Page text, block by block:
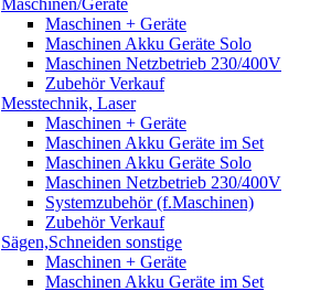
Maschinen/Geräte
Maschinen + Geräte
Maschinen Akku Geräte Solo
Maschinen Netzbetrieb 230/400V
Zubehör Verkauf
Messtechnik, Laser
Maschinen + Geräte
Maschinen Akku Geräte im Set
Maschinen Akku Geräte Solo
Maschinen Netzbetrieb 230/400V
Systemzubehör (f.Maschinen)
Zubehör Verkauf
Sägen,Schneiden sonstige
Maschinen + Geräte
Maschinen Akku Geräte im Set